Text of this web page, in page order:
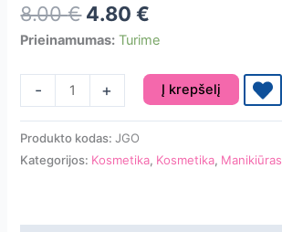
8.00€ Original
price
8.00 €.
4.80€
price
4.80 €.
Prieinamumas: Turime
-
produkto
kiekis:
OILY
+ Į krepšelį
Produkto kodas:JGO
Kategorijos: Kosmetika, Kosmetika, Manikiūras